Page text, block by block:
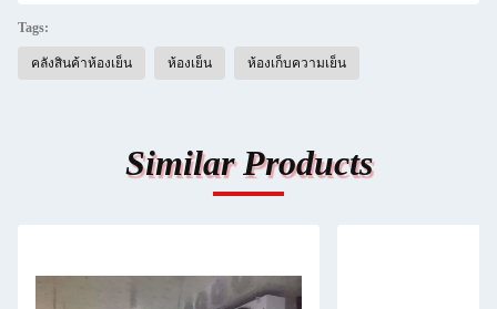
Tags:
คลังสินค้าห้องเย็น ห้องเย็น ห้องเก็บความเย็น
Similar Products